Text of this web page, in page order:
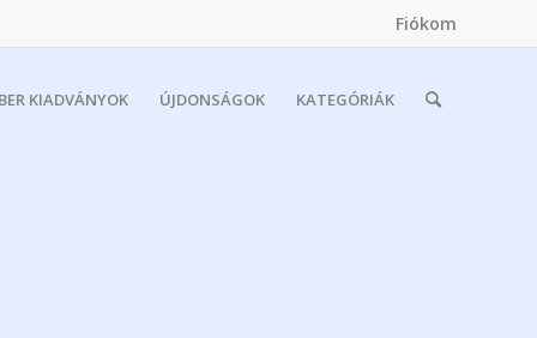
Fiókom
KIADVÁNYOK ÚJDONSÁGOK KATEGÓRIÁK